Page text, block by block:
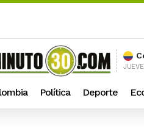
Política Deporte